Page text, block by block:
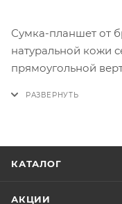
Сумка-планшет от
натуральной кожи
прямоугольной
КАТАЛОГ
АКЦИИ